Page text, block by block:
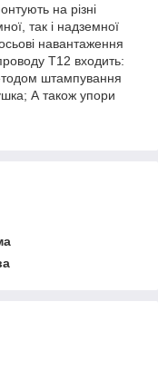
на різні
так і надземної
навантаження
Т12 входить:
штампування
А також упори